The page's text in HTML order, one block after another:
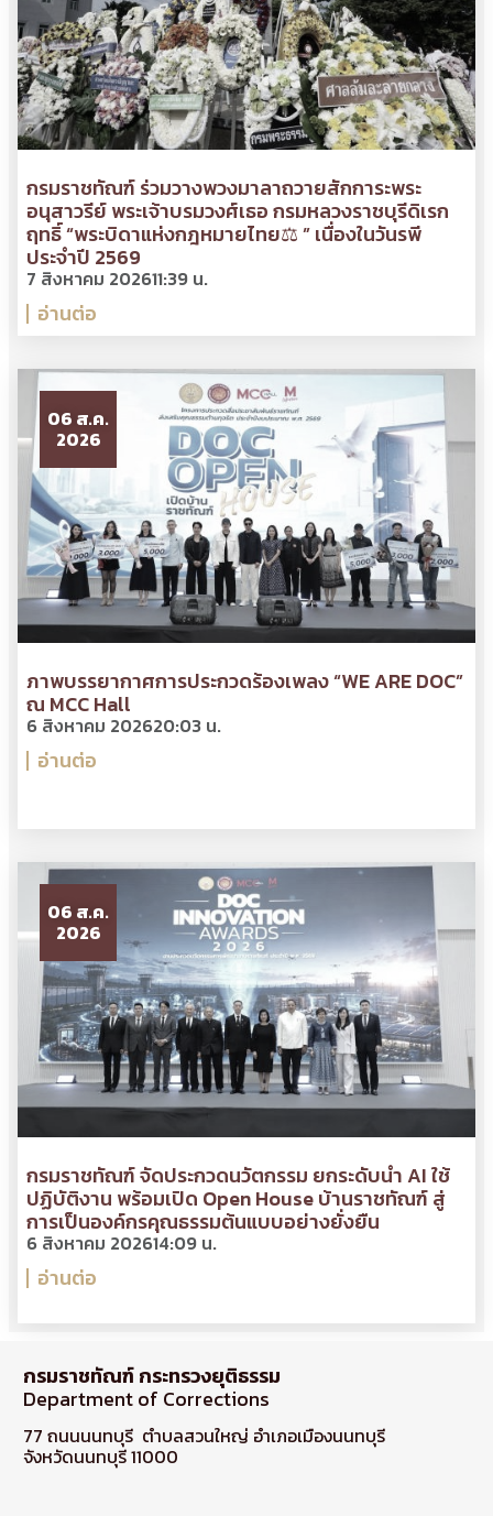
กรมราชทัณฑ์ ร่วมวางพวงมาลาถวายสักการะพระ
อนุสาวรีย์ พระเจ้าบรมวงศ์เธอ กรมหลวงราชบุรีดิเรก
ฤทธิ์ “พระบิดาแห่งกฎหมายไทย⚖ ” เนื่องในวันรพี
ประจำปี 2569
7 สิงหาคม 202611:39 น.
อ่านต่อ
06 ส.ค.
2026
ภาพบรรยากาศการประกวดร้องเพลง “WE ARE DOC”
ณ MCC Hall
6 สิงหาคม 202620:03 น.
อ่านต่อ
06 ส.ค.
2026
กรมราชทัณฑ์ จัดประกวดนวัตกรรม ยกระดับนำ AI ใช้
ปฏิบัติงาน พร้อมเปิด Open House บ้านราชทัณฑ์ สู่
การเป็นองค์กรคุณธรรมต้นแบบอย่างยั่งยืน
6 สิงหาคม 202614:09 น.
อ่านต่อ
กรมราชทัณฑ์ กระทรวงยุติธรรม
Department of Corrections
77 ถนนนนทบุรี ตำบลสวนใหญ่ อำเภอเมืองนนทบุรี
จังหวัดนนทบุรี 11000